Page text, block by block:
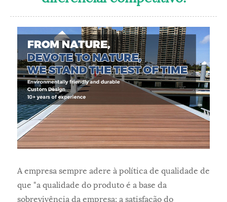
A empresa sempre adere à política de qualidade de
que "a qualidade do produto é a base da
sobrevivência da empresa; a satisfação do